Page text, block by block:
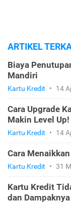
ARTIKEL
Biaya
Mandiri
Kartu Kredit • 14
Cara Upgrade
Makin Level Up!
Kartu Kredit • 14
Cara
Kartu Kredit • 31
Kartu Kredit
dan